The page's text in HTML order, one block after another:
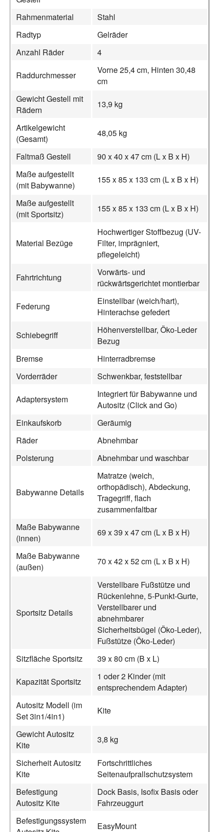
Rahmenmaterial
Stahl
Radtyp
Gelräder
Anzahl Räder
4
Raddurchmesser
Vorne 25,4 cm, Hinten 30,48
cm
Gewicht Gestell mit
Rädern
13,9 kg
Artikelgewicht
(Gesamt)
48,05 kg
Faltmaß Gestell
90 x 40 x 47 cm (L x B x H)
Maße aufgestellt
(mit Babywanne)
155 x 85 x 133 cm (L x B x H)
Maße aufgestellt
(mit Sportsitz)
155 x 85 x 133 cm (L x B x H)
Material Bezüge
Hochwertiger Stoffbezug (UV-
Filter, imprägniert,
pflegeleicht)
Fahrtrichtung
Vorwärts- und
rückwärtsgerichtet montierbar
Federung
Einstellbar (weich/hart),
Hinterachse gefedert
Schiebegriff
Höhenverstellbar, Öko-Leder
Bezug
Bremse
Hinterradbremse
Vorderräder
Schwenkbar, feststellbar
Adaptersystem
Integriert für Babywanne und
Autositz (Click and Go)
Einkaufskorb
Geräumig
Räder
Abnehmbar
Polsterung
Abnehmbar und waschbar
Babywanne Details
Matratze (weich,
orthopädisch), Abdeckung,
Tragegriff, flach
zusammenfaltbar
Maße Babywanne
(innen)
69 x 39 x 47 cm (L x B x H)
Maße Babywanne
(außen)
70 x 42 x 52 cm (L x B x H)
Sportsitz Details
Verstellbare Fußstütze und
Rückenlehne, 5-Punkt-Gurte,
Verstellbarer und
abnehmbarer
Sicherheitsbügel (Öko-Leder),
Fußstütze (Öko-Leder)
Sitzfläche Sportsitz
39 x 80 cm (B x L)
Kapazität Sportsitz
1 oder 2 Kinder (mit
entsprechendem Adapter)
Autositz Modell (im
Set 3in1/4in1)
Kite
Gewicht Autositz
Kite
3,8 kg
Sicherheit Autositz
Kite
Fortschrittliches
Seitenaufprallschutzsystem
Befestigung
Autositz Kite
Dock Basis, Isofix Basis oder
Fahrzeuggurt
Befestigungssystem
EasyMount